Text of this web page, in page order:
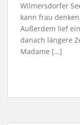
Wilmersdorfer
kann frau
Außerdem lief
danach längere
Madame […]